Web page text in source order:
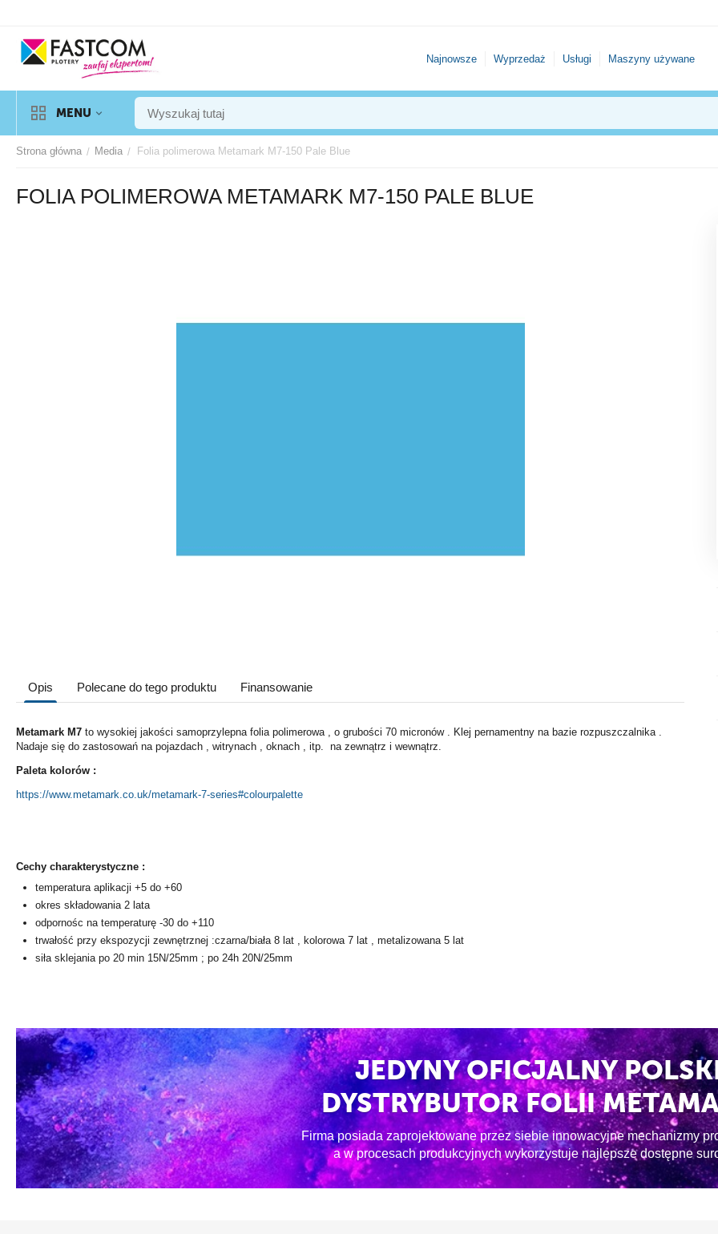
Najnowsze Wyprzedaż Usługi Maszyny używane
MENU
Strona główna / Media / Folia polimerowa Metamark M7-150 Pale Blue
FOLIA POLIMEROWA METAMARK M7-150 PALE BLUE
Opis Polecane do tego produktu Finansowanie
Metamark M7 to wysokiej jakości samoprzylepna folia polimerowa , o grubości 70 micronów . Klej pernamentny na bazie rozpuszczalnika .
Nadaje się do zastosowań na pojazdach , witrynach , oknach , itp. na zewnątrz i wewnątrz.
Paleta kolorów :
https://www.metamark.co.uk/metamark-7-series#colourpalette
Cechy charakterystyczne :
temperatura aplikacji +5 do +60
okres składowania 2 lata
odpornośc na temperaturę -30 do +110
trwałość przy ekspozycji zewnętrznej :czarna/biała 8 lat , kolorowa 7 lat , metalizowana 5 lat
siła sklejania po 20 min 15N/25mm ; po 24h 20N/25mm
JEDYNY OFICJALNY
DYSTRYBUTOR FOLII
Firma posiada zaprojektowane przez siebie innowacyjne mechanizmy
a w procesach produkcyjnych wykorzystuje najlepsze dostępne